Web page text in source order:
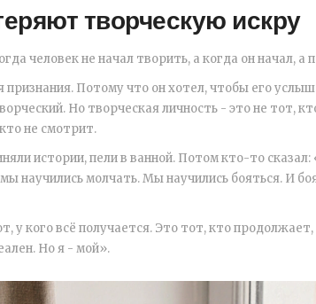
творческую искру
человек не начал творить, а когда он начал, а
Потому что он хотел, чтобы его
Но творческая личность - это не тот,
не смотрит.
истории, пели в ванной. Потом кто-то
научились молчать. Мы научились бояться. И
у кого всё получается. Это тот, кто
Но я - мой».